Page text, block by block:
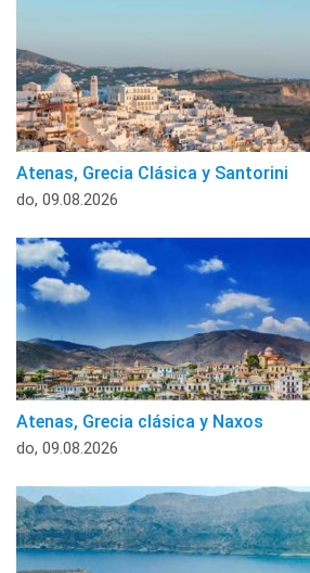
Atenas, Grecia Clásica y Santorini
do, 09.08.2026
Atenas, Grecia clásica y Naxos
do, 09.08.2026